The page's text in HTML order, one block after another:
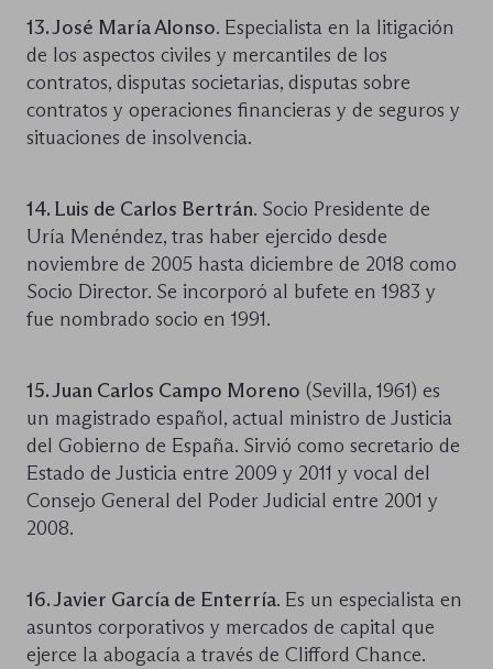
13. José María Alonso. Especialista en la litigación
de los aspectos civiles y mercantiles de los
contratos, disputas societarias, disputas sobre
contratos y operaciones financieras y de seguros y
situaciones de insolvencia.
14. Luis de Carlos Bertrán. Socio Presidente de
Uría Menéndez, tras haber ejercido desde
noviembre de 2005 hasta diciembre de 2018 como
Socio Director. Se incorporó al bufete en 1983 y
fue nombrado socio en 1991.
15. Juan Carlos Campo Moreno (Sevilla, 1961) es
un magistrado español, actual ministro de Justicia
del Gobierno de España. Sirvió como secretario de
Estado de Justicia entre 2009 y 2011 y vocal del
Consejo General del Poder Judicial entre 2001 y
2008.
16. Javier García de Enterría. Es un especialista en
asuntos corporativos y mercados de capital que
ejerce la abogacía a través de Clifford Chance.